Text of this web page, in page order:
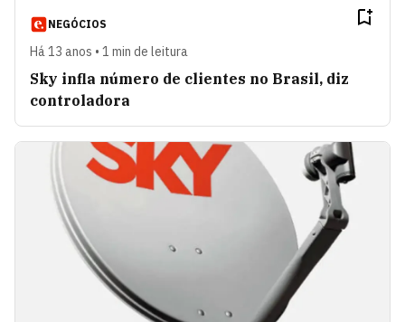
NEGÓCIOS
Há 13 anos • 1 min de leitura
Sky infla número de clientes no Brasil, diz
controladora